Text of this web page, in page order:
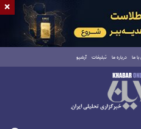
ما درباره ما تبلیغات آرشیو
×